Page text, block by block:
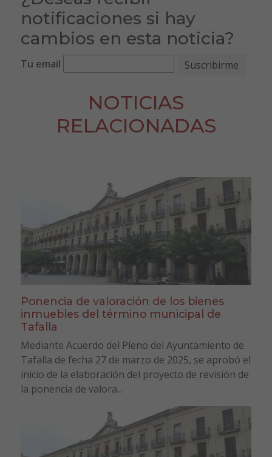
notificaciones si hay
cambios en esta noticia?
Tu email
NOTICIAS
RELACIONADAS
Ponencia de valoración de los bienes
inmuebles del término municipal de
Tafalla
Mediante Acuerdo del Pleno del Ayuntamiento de
Tafalla de fecha 27 de marzo de 2025, se aprobó el
inicio de la elaboración del proyecto de revisión de
la ponencia de valora...